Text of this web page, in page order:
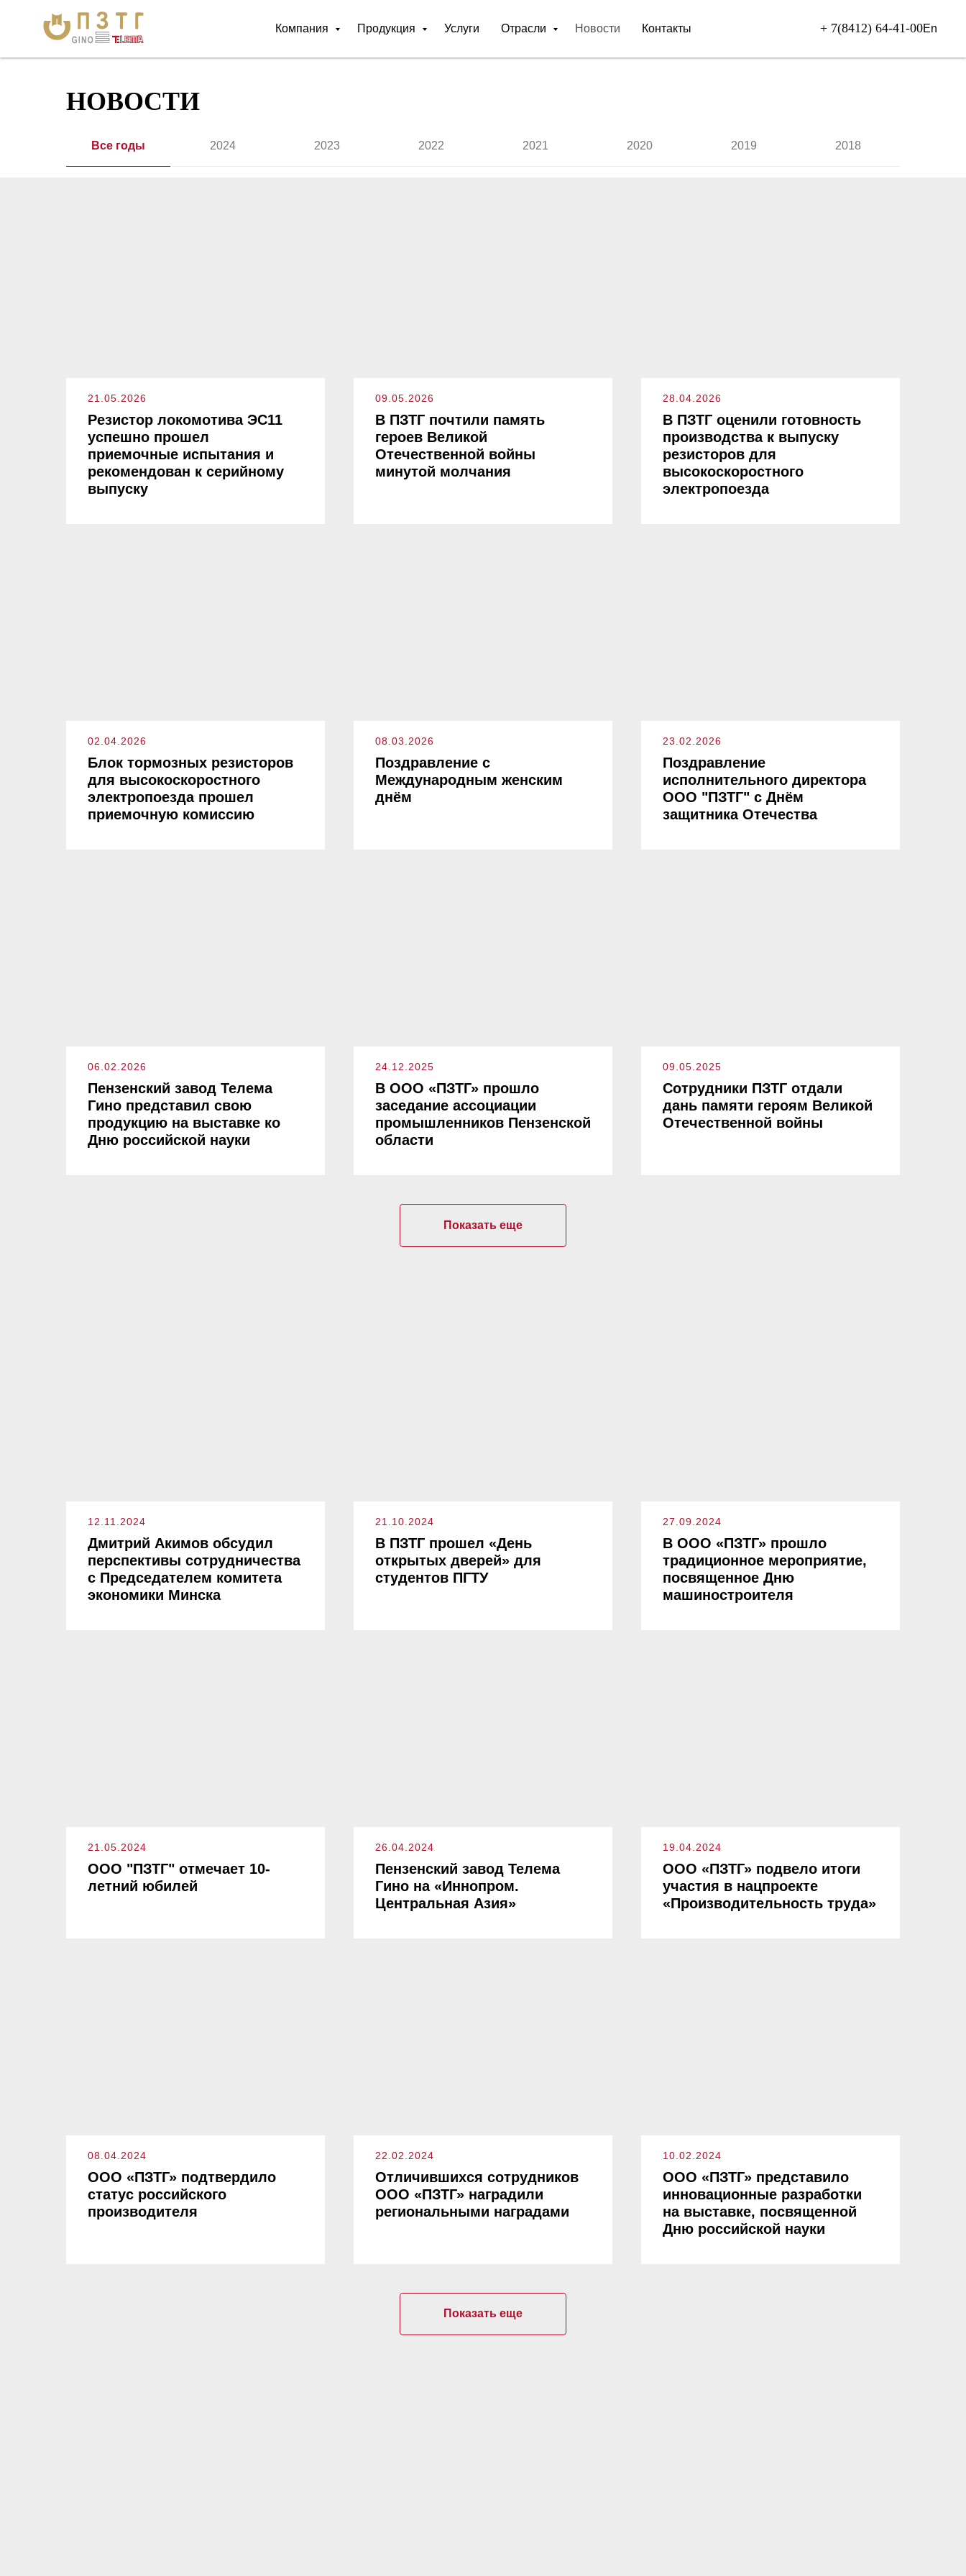
Компания Продукция Услуги Отрасли Новости Контакты + 7(8412) 64-41-00En
НОВОСТИ
Все годы 2024 2023 2022 2021 2020 2019 2018
21.05.2026
Резистор локомотива ЭС11
успешно прошел
приемочные испытания и
рекомендован к серийному
выпуску
09.05.2026
В ПЗТГ почтили память
героев Великой
Отечественной войны
минутой молчания
28.04.2026
В ПЗТГ оценили готовность
производства к выпуску
резисторов для
высокоскоростного
электропоезда
02.04.2026
Блок тормозных резисторов
для высокоскоростного
электропоезда прошел
приемочную комиссию
08.03.2026
Поздравление с
Международным женским
днём
23.02.2026
Поздравление
исполнительного директора
ООО "ПЗТГ" с Днём
защитника Отечества
06.02.2026
Пензенский завод Телема
Гино представил свою
продукцию на выставке ко
Дню российской науки
24.12.2025
В ООО «ПЗТГ» прошло
заседание ассоциации
промышленников Пензенской
области
09.05.2025
Сотрудники ПЗТГ отдали
дань памяти героям Великой
Отечественной войны
Показать еще
12.11.2024
Дмитрий Акимов обсудил
перспективы сотрудничества
с Председателем комитета
экономики Минска
21.10.2024
В ПЗТГ прошел «День
открытых дверей» для
студентов ПГТУ
27.09.2024
В ООО «ПЗТГ» прошло
традиционное мероприятие,
посвященное Дню
машиностроителя
21.05.2024
ООО "ПЗТГ" отмечает 10-
летний юбилей
26.04.2024
Пензенский завод Телема
Гино на «Иннопром.
Центральная Азия»
19.04.2024
ООО «ПЗТГ» подвело итоги
участия в нацпроекте
«Производительность труда»
08.04.2024
ООО «ПЗТГ» подтвердило
статус российского
производителя
22.02.2024
Отличившихся сотрудников
ООО «ПЗТГ» наградили
региональными наградами
10.02.2024
ООО «ПЗТГ» представило
инновационные разработки
на выставке, посвященной
Дню российской науки
Показать еще